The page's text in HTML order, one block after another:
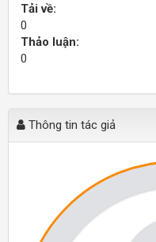
Tải về:
0
Thảo luận:
0
Thông tin tác giả